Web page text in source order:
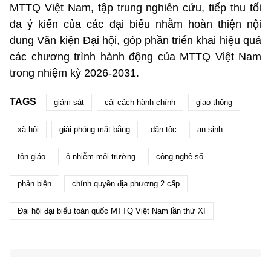
MTTQ Việt Nam, tập trung nghiên cứu, tiếp thu tối
đa ý kiến của các đại biểu nhằm hoàn thiện nội
dung Văn kiện Đại hội, góp phần triển khai hiệu quả
các chương trình hành động của MTTQ Việt Nam
trong nhiệm kỳ 2026-2031.
TAGS giám sát cải cách hành chính giao thông
xã hội giải phóng mặt bằng dân tộc an sinh
tôn giáo ô nhiễm môi trường công nghệ số
phản biện chính quyền địa phương 2 cấp
Đại hội đại biểu toàn quốc MTTQ Việt Nam lần thứ XI